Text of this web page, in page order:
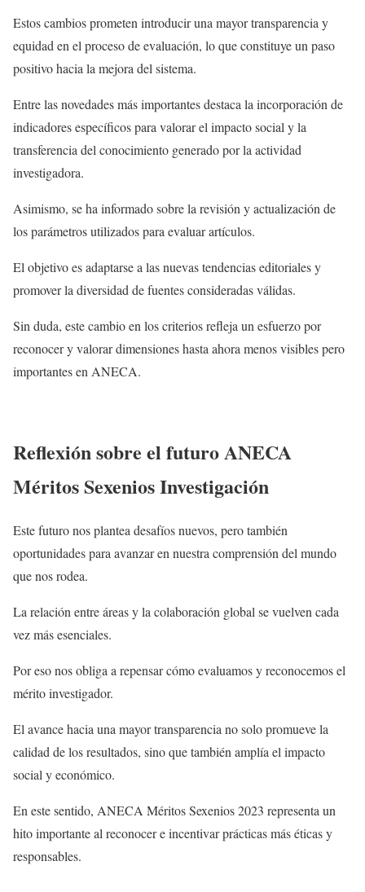
Estos cambios prometen introducir una mayor transparencia y
equidad en el proceso de evaluación, lo que constituye un paso
positivo hacia la mejora del sistema.
Entre las novedades más importantes destaca la incorporación de
indicadores específicos para valorar el impacto social y la
transferencia del conocimiento generado por la actividad
investigadora.
Asimismo, se ha informado sobre la revisión y actualización de
los parámetros utilizados para evaluar artículos.
El objetivo es adaptarse a las nuevas tendencias editoriales y
promover la diversidad de fuentes consideradas válidas.
Sin duda, este cambio en los criterios refleja un esfuerzo por
reconocer y valorar dimensiones hasta ahora menos visibles pero
importantes en ANECA.
Reflexión sobre el futuro ANECA
Méritos Sexenios Investigación
Este futuro nos plantea desafíos nuevos, pero también
oportunidades para avanzar en nuestra comprensión del mundo
que nos rodea.
La relación entre áreas y la colaboración global se vuelven cada
vez más esenciales.
Por eso nos obliga a repensar cómo evaluamos y reconocemos el
mérito investigador.
El avance hacia una mayor transparencia no solo promueve la
calidad de los resultados, sino que también amplía el impacto
social y económico.
En este sentido, ANECA Méritos Sexenios 2023 representa un
hito importante al reconocer e incentivar prácticas más éticas y
responsables.